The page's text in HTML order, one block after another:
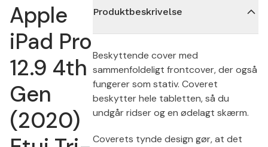
Apple
iPad Pro
12.9 4th
Gen
(2020)
Produktbeskrivelse
Beskyttende cover med
sammenfoldeligt frontcover, der også
fungerer som stativ. Coveret
beskytter hele tabletten, så du
undgår ridser og en ødelagt skærm.
Coverets tynde design gør, at det